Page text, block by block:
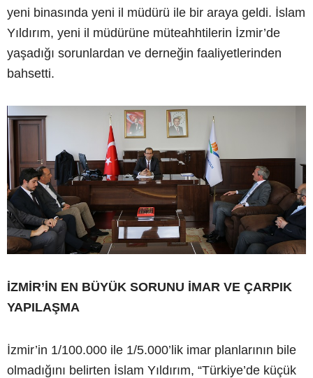
yeni binasında yeni il müdürü ile bir araya geldi. İslam
Yıldırım, yeni il müdürüne müteahhtilerin İzmir’de
yaşadığı sorunlardan ve derneğin faaliyetlerinden
bahsetti.
İZMİR’İN EN BÜYÜK SORUNU İMAR VE ÇARPIK
YAPILAŞMA
İzmir’in 1/100.000 ile 1/5.000’lik imar planlarının bile
olmadığını belirten İslam Yıldırım, “Türkiye’de küçük